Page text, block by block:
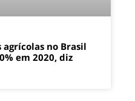
no Brasil
em 2020, diz